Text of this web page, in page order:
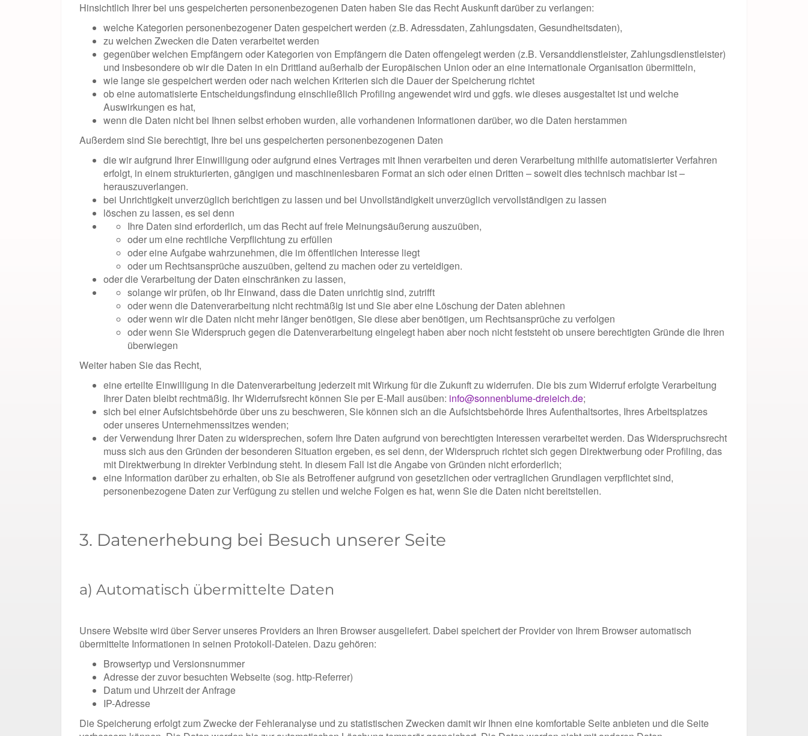
Hinsichtlich Ihrer bei uns gespeicherten personenbezogenen Daten haben Sie das Recht Auskunft darüber zu verlangen:
welche Kategorien personenbezogener Daten gespeichert werden (z.B. Adressdaten, Zahlungsdaten, Gesundheitsdaten),
zu welchen Zwecken die Daten verarbeitet werden
gegenüber welchen Empfängern oder Kategorien von Empfängern die Daten offengelegt werden (z.B. Versanddienstleister, Zahlungsdienstleister)
und insbesondere ob wir die Daten in ein Drittland außerhalb der Europäischen Union oder an eine internationale Organisation übermitteln,
wie lange sie gespeichert werden oder nach welchen Kriterien sich die Dauer der Speicherung richtet
ob eine automatisierte Entscheidungsfindung einschließlich Profiling angewendet wird und ggfs. wie dieses ausgestaltet ist und welche
Auswirkungen es hat,
wenn die Daten nicht bei Ihnen selbst erhoben wurden, alle vorhandenen Informationen darüber, wo die Daten herstammen
Außerdem sind Sie berechtigt, Ihre bei uns gespeicherten personenbezogenen Daten
die wir aufgrund Ihrer Einwilligung oder aufgrund eines Vertrages mit Ihnen verarbeiten und deren Verarbeitung mithilfe automatisierter Verfahren
erfolgt, in einem strukturierten, gängigen und maschinenlesbaren Format an sich oder einen Dritten – soweit dies technisch machbar ist –
herauszuverlangen.
bei Unrichtigkeit unverzüglich berichtigen zu lassen und bei Unvollständigkeit unverzüglich vervollständigen zu lassen
löschen zu lassen, es sei denn
Ihre Daten sind erforderlich, um das Recht auf freie Meinungsäußerung auszuüben,
oder um eine rechtliche Verpflichtung zu erfüllen
oder eine Aufgabe wahrzunehmen, die im öffentlichen Interesse liegt
oder um Rechtsansprüche auszuüben, geltend zu machen oder zu verteidigen.
oder die Verarbeitung der Daten einschränken zu lassen,
solange wir prüfen, ob Ihr Einwand, dass die Daten unrichtig sind, zutrifft
oder wenn die Datenverarbeitung nicht rechtmäßig ist und Sie aber eine Löschung der Daten ablehnen
oder wenn wir die Daten nicht mehr länger benötigen, Sie diese aber benötigen, um Rechtsansprüche zu verfolgen
oder wenn Sie Widerspruch gegen die Datenverarbeitung eingelegt haben aber noch nicht feststeht ob unsere berechtigten Gründe die Ihren
überwiegen
Weiter haben Sie das Recht,
eine erteilte Einwilligung in die Datenverarbeitung jederzeit mit Wirkung für die Zukunft zu widerrufen. Die bis zum Widerruf erfolgte Verarbeitung
Ihrer Daten bleibt rechtmäßig. Ihr Widerrufsrecht können Sie per E-Mail ausüben: info@sonnenblume-dreieich.de;
sich bei einer Aufsichtsbehörde über uns zu beschweren, Sie können sich an die Aufsichtsbehörde Ihres Aufenthaltsortes, Ihres Arbeitsplatzes
oder unseres Unternehmenssitzes wenden;
der Verwendung Ihrer Daten zu widersprechen, sofern Ihre Daten aufgrund von berechtigten Interessen verarbeitet werden. Das Widerspruchsrecht
muss sich aus den Gründen der besonderen Situation ergeben, es sei denn, der Widerspruch richtet sich gegen Direktwerbung oder Profiling, das
mit Direktwerbung in direkter Verbindung steht. In diesem Fall ist die Angabe von Gründen nicht erforderlich;
eine Information darüber zu erhalten, ob Sie als Betroffener aufgrund von gesetzlichen oder vertraglichen Grundlagen verpflichtet sind,
personenbezogene Daten zur Verfügung zu stellen und welche Folgen es hat, wenn Sie die Daten nicht bereitstellen.
3. Datenerhebung bei Besuch unserer Seite
a) Automatisch übermittelte Daten
Unsere Website wird über Server unseres Providers an Ihren Browser ausgeliefert. Dabei speichert der Provider von Ihrem Browser automatisch
übermittelte Informationen in seinen Protokoll-Dateien. Dazu gehören:
Browsertyp und Versionsnummer
Adresse der zuvor besuchten Webseite (sog. http-Referrer)
Datum und Uhrzeit der Anfrage
IP-Adresse
Die Speicherung erfolgt zum Zwecke der Fehleranalyse und zu statistischen Zwecken damit wir Ihnen eine komfortable Seite anbieten und die Seite